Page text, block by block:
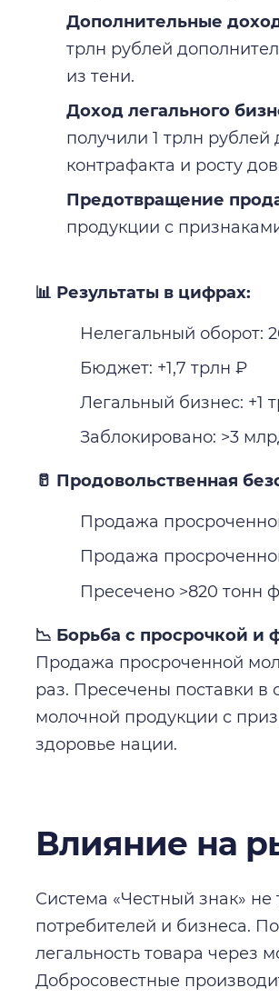
Дополнительные
трлн рублей
из тени.
Доход легального
получили 1 трлн
контрафакта и росту
Предотвращение
продукции с
📊 Результаты в цифрах:
Нелегальный оборот:
Бюджет: +1,7 трлн ₽
Легальный бизнес: +1
Заблокировано: >3
🥛 Продовольственная
Продажа
Продажа
Пресечено >820 тонн
📉 Борьба с просрочкой и
Продажа просроченной
раз. Пресечены поставки
молочной продукции с
здоровье нации.
Влияние на
Система «Честный знак»
потребителей и бизнеса.
легальность товара через
Добросовестные